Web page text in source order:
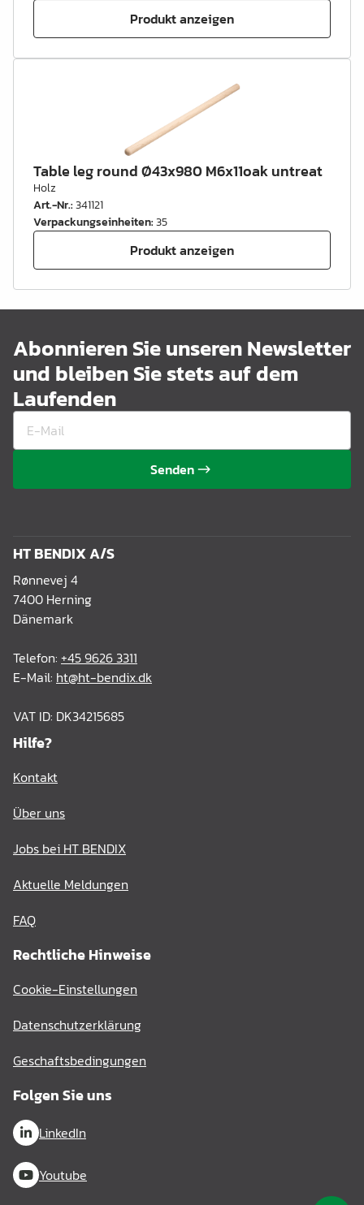
Produkt anzeigen
Table leg round Ø43x980 M6x11oak untreat
Holz
Art.-Nr.:341121
Verpackungseinheiten:35
Produkt anzeigen
Abonnieren Sie unseren Newsletter
und bleiben Sie stets auf dem
Laufenden
Senden
HT BENDIX A/S
Rønnevej 4
7400 Herning
Dänemark
Telefon: +45 9626 3311
E-Mail: ht@ht-bendix.dk
VAT ID: DK34215685
Hilfe?
Kontakt
Über uns
Jobs bei HT BENDIX
Aktuelle Meldungen
FAQ
Rechtliche Hinweise
Cookie-Einstellungen
Datenschutzerklärung
Geschaftsbedingungen
Folgen Sie uns
LinkedIn
Youtube